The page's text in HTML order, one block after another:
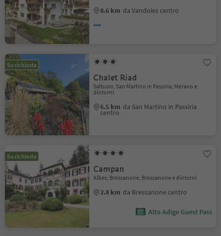
8.6 km da Vandoies centro
Su richiesta
Chalet Riad
Saltusio, San Martino in Passiria, Merano e
dintorni
6.5 km da San Martino in Passiria
centro
Su richiesta
Campan
Albes, Bressanone, Bressanone e dintorni
2.8 km da Bressanone centro
Alto Adige Guest Pass